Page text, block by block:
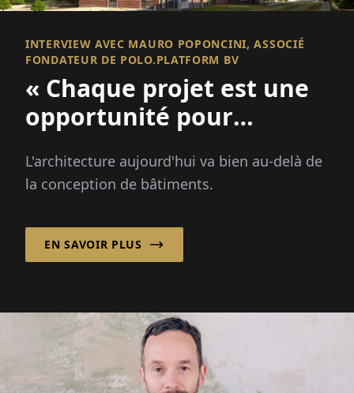
INTERVIEW AVEC MAURO POPONCINI, ASSOCIÉ
FONDATEUR DE POLO.PLATFORM BV
« Chaque projet est une
opportunité pour
renforcer une
communauté ! »
L'architecture aujourd'hui va bien au-delà de
la conception de bâtiments.
EN SAVOIR PLUS